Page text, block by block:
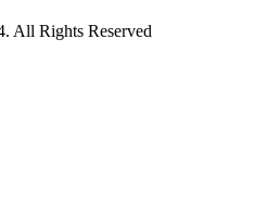
All Rights Reserved